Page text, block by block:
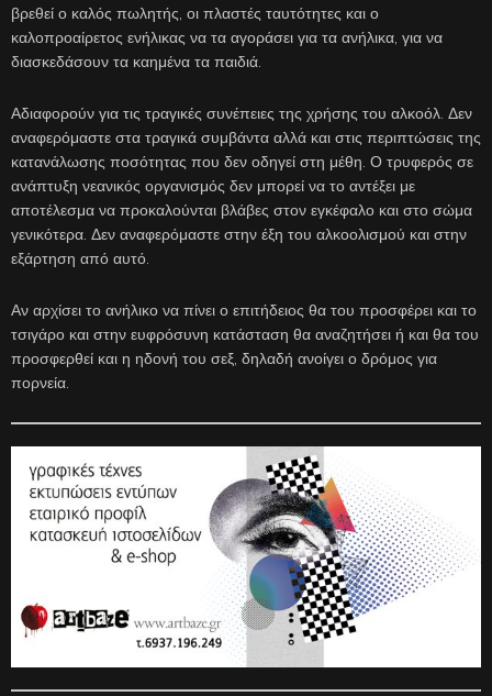
βρεθεί ο καλός πωλητής, οι πλαστές ταυτότητες και ο
καλοπροαίρετος ενήλικας να τα αγοράσει για τα ανήλικα, για να
διασκεδάσουν τα καημένα τα παιδιά.
Αδιαφορούν για τις τραγικές συνέπειες της χρήσης του αλκοόλ. Δεν
αναφερόμαστε στα τραγικά συμβάντα αλλά και στις περιπτώσεις της
κατανάλωσης ποσότητας που δεν οδηγεί στη μέθη. Ο τρυφερός σε
ανάπτυξη νεανικός οργανισμός δεν μπορεί να το αντέξει με
αποτέλεσμα να προκαλούνται βλάβες στον εγκέφαλο και στο σώμα
γενικότερα. Δεν αναφερόμαστε στην έξη του αλκοολισμού και στην
εξάρτηση από αυτό.
Αν αρχίσει το ανήλικο να πίνει ο επιτήδειος θα του προσφέρει και το
τσιγάρο και στην ευφρόσυνη κατάσταση θα αναζητήσει ή και θα του
προσφερθεί και η ηδονή του σεξ, δηλαδή ανοίγει ο δρόμος για
πορνεία.